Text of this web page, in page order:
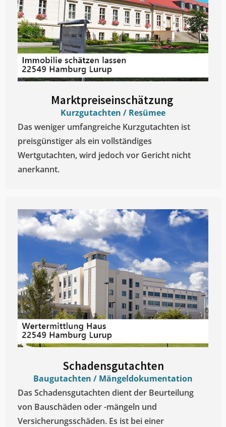
Marktpreiseinschätzung ​
Kurzgutachten / Resümee
Das weniger umfangreiche Kurzgutachten ist
preisgünstiger als ein vollständiges
Wertgutachten, wird jedoch vor Gericht nicht
anerkannt.
Schadensgutachten
Baugutachten / Mängeldokumentation
Das Schadensgutachten dient der Beurteilung
von Bauschäden oder -mängeln und
Versicherungsschäden. Es ist bei einer